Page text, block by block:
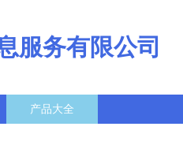
服务有限公司
产品大全